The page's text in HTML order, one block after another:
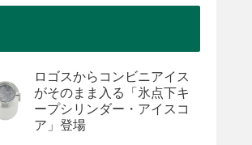
ロゴスからコンビニアイス
がそのまま入る「氷点下キ
ープシリンダー・アイスコ
ア」登場